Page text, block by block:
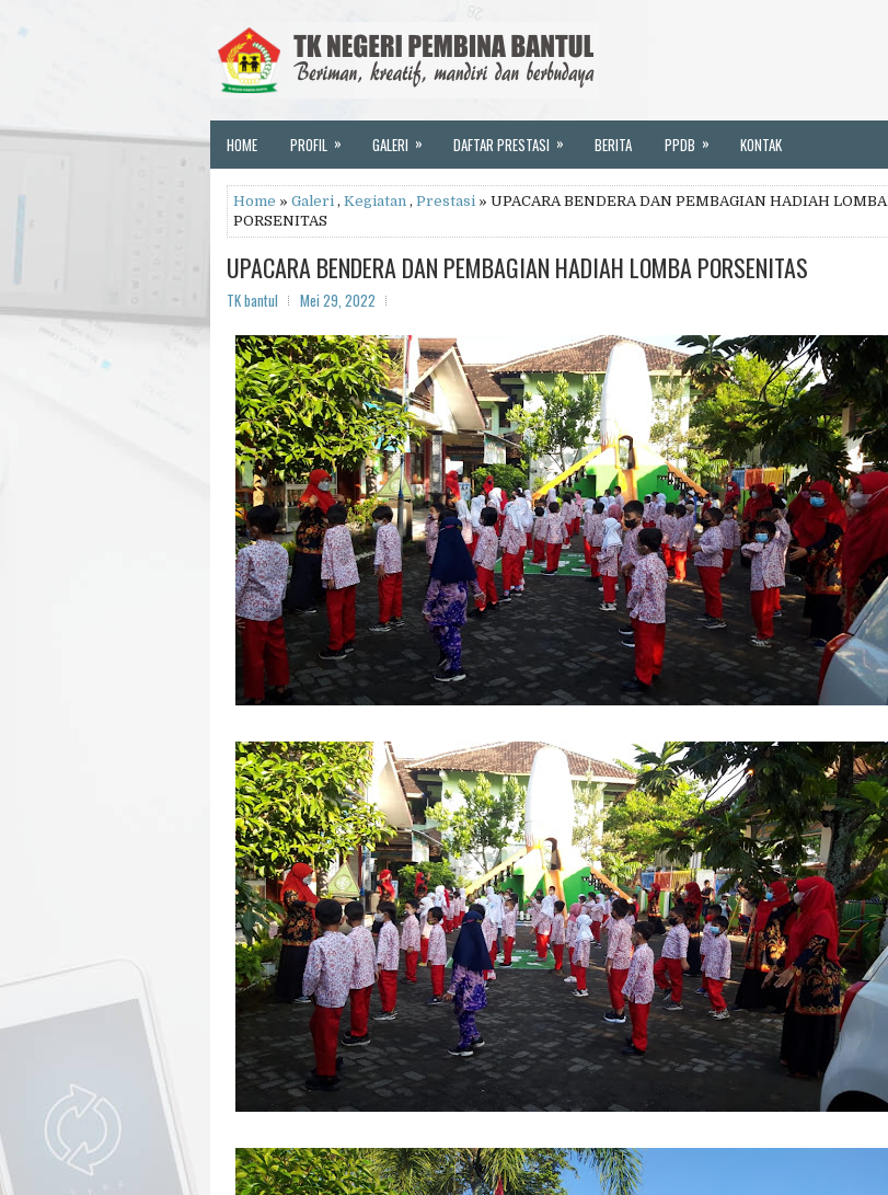
HOME PROFIL » GALERI » DAFTAR PRESTASI » BERITA PPDB » KONTAK
Home » Galeri , Kegiatan , Prestasi » UPACARA BENDERA DAN PEMBAGIAN HADIAH LOMBA
PORSENITAS
UPACARA BENDERA DAN PEMBAGIAN HADIAH LOMBA PORSENITAS
TK bantul Mei 29, 2022